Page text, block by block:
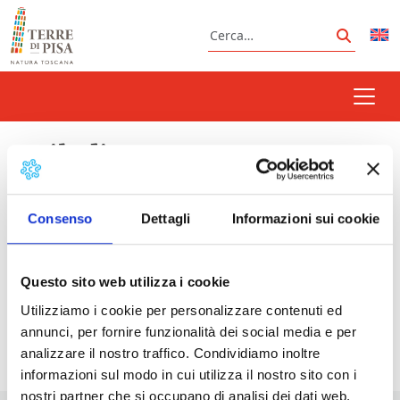
Consenso Dettagli Informazioni sui cookie
Questo sito web utilizza i cookie
Utilizziamo i cookie per personalizzare contenuti ed
annunci, per fornire funzionalità dei social media e per
analizzare il nostro traffico. Condividiamo inoltre
informazioni sul modo in cui utilizza il nostro sito con i
nostri partner che si occupano di analisi dei dati web,
Vai al contenuto
Cerca
Cerca
astiludio
Astiludio Storico, torneo di sbandieratori |
Volterra
- 06/09/2026 - 15:15 - 19:00